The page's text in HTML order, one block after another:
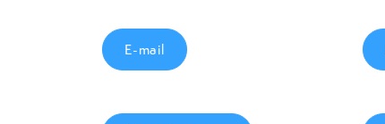
E-mail